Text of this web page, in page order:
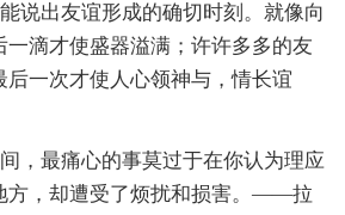
说出友谊形成的确切时刻。就像向
一滴才使盛器溢满；许许多多的友
后一次才使人心领神与，情长谊
，最痛心的事莫过于在你认为理应
方，却遭受了烦扰和损害。——拉